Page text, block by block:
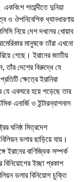
শতাব্দীতে দুনিয়া
ও ঔপনিবেশিক ধ্যানধারণায়
নিয়ে দেশ দখলের খোয়াব
মানুষকে তাঁরা এখনো
গেছে। ইরানের জাতীয়
তাঁর দেশের বিরুদ্ধে যে
ক্ষেত্রে ইরানিরা
যে একঘরে হয়ে পড়েছে তার
এনার্জি ও ইন্টারন্যাশনাল
ঘনিষ্ঠ মিত্রদেশ
ডলার ছাড়িয়ে যায়।
ইরানের বাণিজ্যিক সম্পর্ক
বিনিয়োগের ইচ্ছা প্রকাশ
ডলার বিনিয়োগ চুক্তি